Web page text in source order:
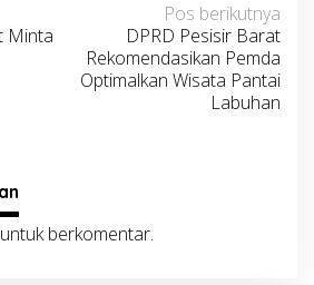
Minta
Pos berikutnya
DPRD Pesisir Barat
Rekomendasikan Pemda
Optimalkan Wisata Pantai
Labuhan
berkomentar.